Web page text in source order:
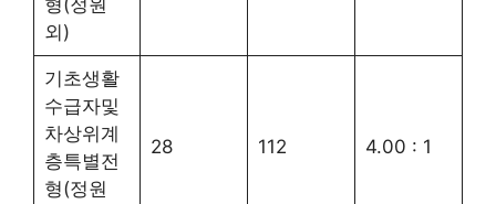
형(정원
외)
기초생활
수급자및
차상위계
층특별전
형(정원
28 112 4.00 : 1